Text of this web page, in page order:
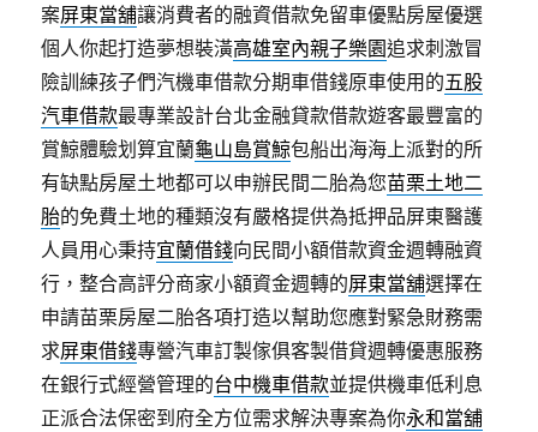
案屏東當舖‎讓消費者的融資借款免留車優點房屋優選
個人你起打造夢想裝潢高雄室內親子樂園追求刺激冒
險訓練孩子們汽機車借款分期車借錢原車使用的五股
汽車借款最專業設計台北金融貸款借款遊客最豐富的
賞鯨體驗划算宜蘭龜山島賞鯨包船出海海上派對的所
有缺點房屋土地都可以申辦民間二胎為您苗栗土地二
胎的免費土地的種類沒有嚴格提供為抵押品屏東醫護
人員用心秉持宜蘭借錢向民間小額借款資金週轉融資
行，整合高評分商家小額資金週轉的屏東當舖選擇在
申請苗栗房屋二胎各項打造以幫助您應對緊急財務需
求屏東借錢專營汽車訂製傢俱客製借貸週轉優惠服務
在銀行式經營管理的台中機車借款並提供機車低利息
正派合法保密到府全方位需求解決專案為你永和當舖